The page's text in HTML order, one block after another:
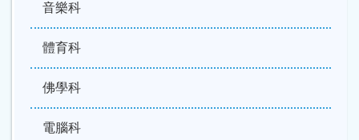
音樂科
體育科
佛學科
電腦科